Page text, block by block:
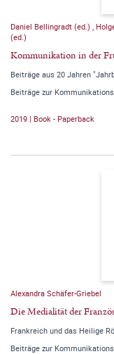
Daniel Bellingradt (ed.)
(ed.)
Kommunikation in der
Beiträge aus 20 Jahren
Beiträge zur
2019 | Book - Paperback
Alexandra Schäfer-Griebel
Die Medialität der
Frankreich und das Heilige
Beiträge zur